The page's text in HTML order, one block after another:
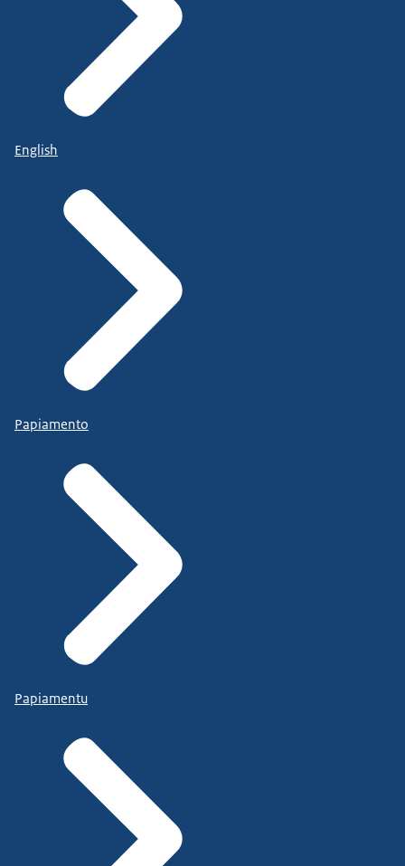
English
Papiamento
Papiamentu